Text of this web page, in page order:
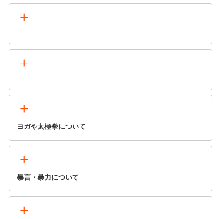
+
+
+
ヨガや太極拳について
+
暴言・暴力について
+